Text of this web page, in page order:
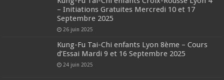
– Initiations Gratuites Mercredi 10 et 17
Septembre 2025
26 juin 2025
Kung-Fu Tai-Chi enfants Lyon 8ème – Cours
d’Essai Mardi 9 et 16 Septembre 2025
24 juin 2025